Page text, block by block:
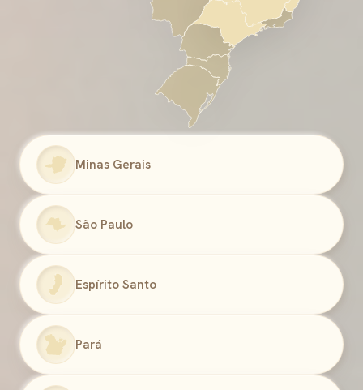
Minas Gerais
São Paulo
Espírito Santo
Pará